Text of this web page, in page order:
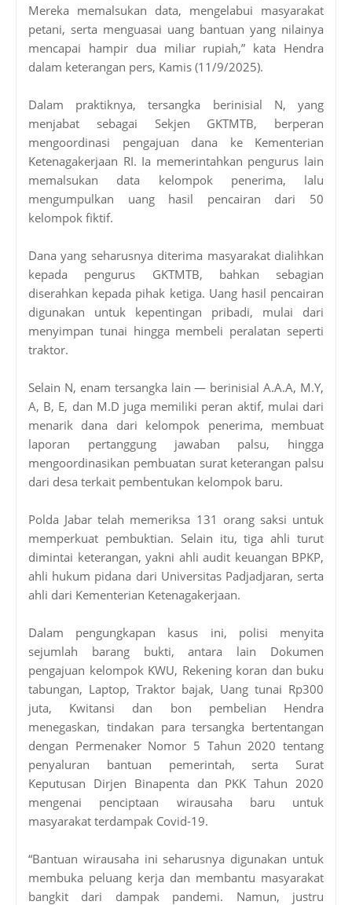
Mereka memalsukan data, mengelabui masyarakat
petani, serta menguasai uang bantuan yang nilainya
mencapai hampir dua miliar rupiah,” kata Hendra
dalam keterangan pers, Kamis (11/9/2025).
Dalam praktiknya, tersangka berinisial N, yang
menjabat sebagai Sekjen GKTMTB, berperan
mengoordinasi pengajuan dana ke Kementerian
Ketenagakerjaan RI. Ia memerintahkan pengurus lain
memalsukan data kelompok penerima, lalu
mengumpulkan uang hasil pencairan dari 50
kelompok fiktif.
Dana yang seharusnya diterima masyarakat dialihkan
kepada pengurus GKTMTB, bahkan sebagian
diserahkan kepada pihak ketiga. Uang hasil pencairan
digunakan untuk kepentingan pribadi, mulai dari
menyimpan tunai hingga membeli peralatan seperti
traktor.
Selain N, enam tersangka lain — berinisial A.A.A, M.Y,
A, B, E, dan M.D juga memiliki peran aktif, mulai dari
menarik dana dari kelompok penerima, membuat
laporan pertanggung jawaban palsu, hingga
mengoordinasikan pembuatan surat keterangan palsu
dari desa terkait pembentukan kelompok baru.
Polda Jabar telah memeriksa 131 orang saksi untuk
memperkuat pembuktian. Selain itu, tiga ahli turut
dimintai keterangan, yakni ahli audit keuangan BPKP,
ahli hukum pidana dari Universitas Padjadjaran, serta
ahli dari Kementerian Ketenagakerjaan.
Dalam pengungkapan kasus ini, polisi menyita
sejumlah barang bukti, antara lain Dokumen
pengajuan kelompok KWU, Rekening koran dan buku
tabungan, Laptop, Traktor bajak, Uang tunai Rp300
juta, Kwitansi dan bon pembelian Hendra
menegaskan, tindakan para tersangka bertentangan
dengan Permenaker Nomor 5 Tahun 2020 tentang
penyaluran bantuan pemerintah, serta Surat
Keputusan Dirjen Binapenta dan PKK Tahun 2020
mengenai penciptaan wirausaha baru untuk
masyarakat terdampak Covid-19.
“Bantuan wirausaha ini seharusnya digunakan untuk
membuka peluang kerja dan membantu masyarakat
bangkit dari dampak pandemi. Namun, justru